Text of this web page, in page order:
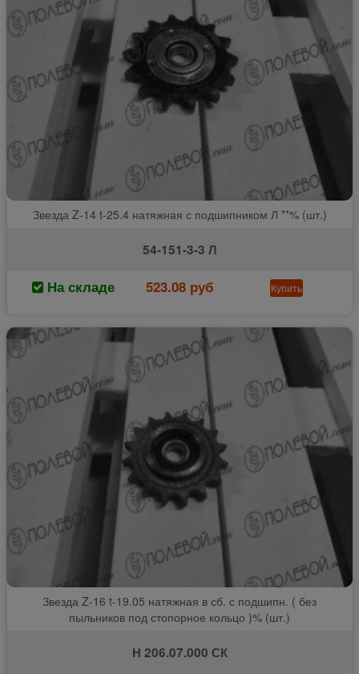
Звезда Z-14 t-25.4 натяжная с подшипником Л **% (шт.)
54-151-3-3 Л
На складе 523.08 руб Купить
Звезда Z-16 t-19.05 натяжная в сб. с подшипн. ( без
пыльников под стопорное кольцо )% (шт.)
Н 206.07.000 СК